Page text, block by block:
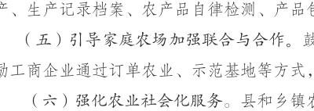
、生产记录档案、农产品自律检测、产品
（五）引导家庭农场加强联合与合作。
工商企业通过订单农业、示范基地等方式
（六）强化农业社会化服务。
县和乡镇